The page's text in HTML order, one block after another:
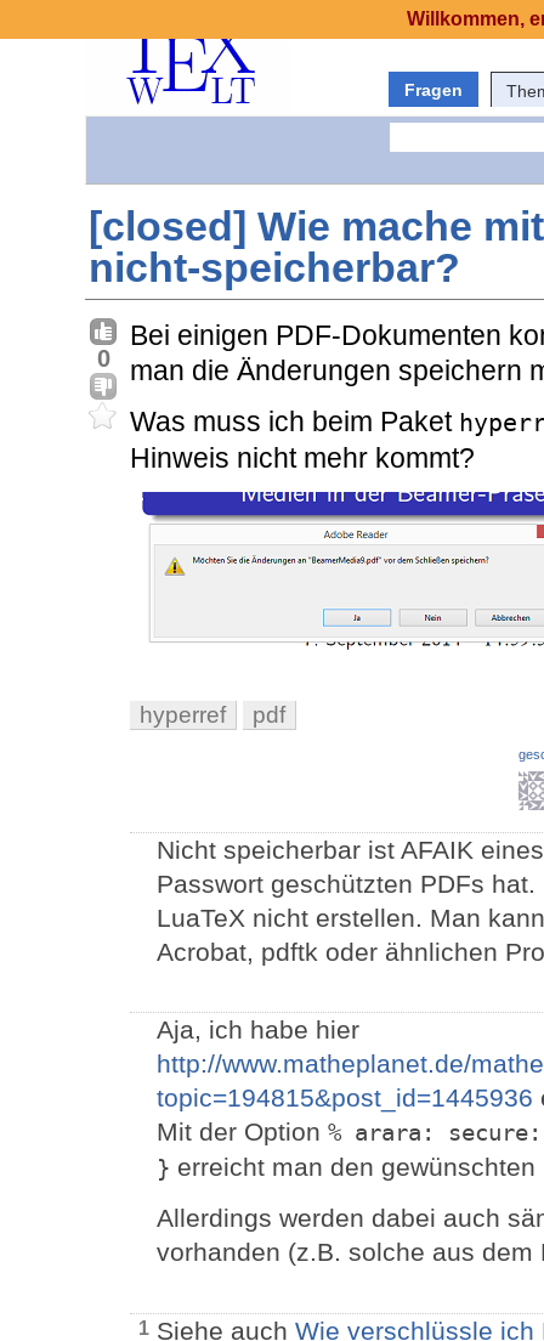
Fragen
[closed] Wie mache
nicht-speicherbar?
0
Bei einigen PDF-Dokumenten
man die Änderungen speichern
Was muss ich beim Paket
Hinweis nicht mehr kommt?
hyperref pdf
Nicht speicherbar ist AFAIK
Passwort geschützten PDFs
LuaTeX nicht erstellen. Man
Acrobat, pdftk oder ähnlichen
Aja, ich habe hier
http://www.matheplanet.de/
topic=194815&post_id=1445936
Mit der Option % arara:
} erreicht man den gewünschten
Allerdings werden dabei auch
vorhanden (z.B. solche aus
1 Siehe auch Wie verschlüssle ich
Willkommen,